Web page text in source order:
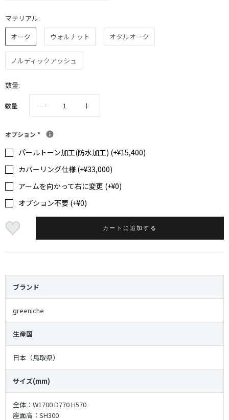
マテリアル:
オーク
ウォルナット オタルオーク
ノルディックアッシュ
数量:
数量
オプション*
パールトーン加工(防水加工) (+¥15,400)
カバーリング仕様 (+¥33,000)
アームを向かって右に変更 (+¥0)
オプション不要 (+¥0)
カートに追加する
ブランド
reeniche
生産国
日本（鳥取県）
サイズ(mm)
全体：W1700 D770 H570
座面高：SH300